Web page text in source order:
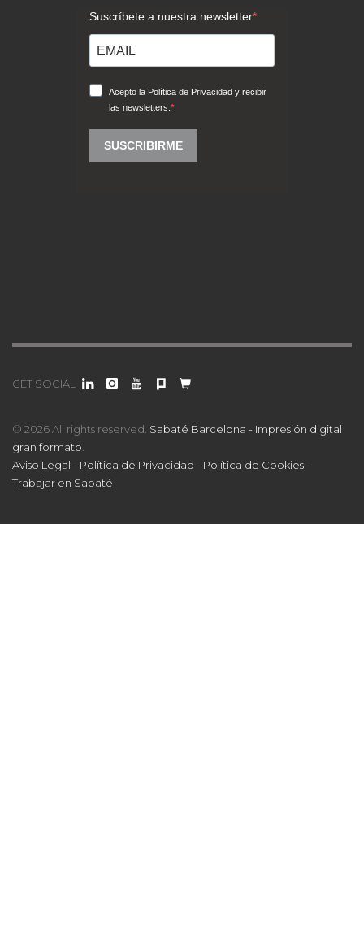
GET SOCIAL
© 2026 All rights reserved. Sabaté Barcelona - Impresión digital
gran formato.
Aviso Legal - Política de Privacidad - Política de Cookies -
Trabajar en Sabaté